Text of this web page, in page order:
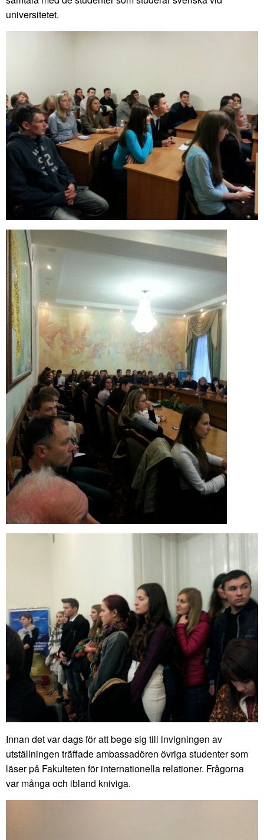
universitetet.
Innan det var dags för att bege sig till invigningen av
utställningen träffade ambassadören övriga studenter som
läser på Fakulteten för internationella relationer. Frågorna
var många och ibland kniviga.